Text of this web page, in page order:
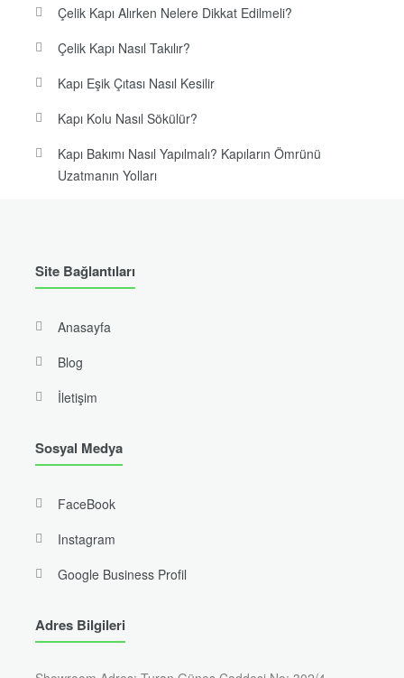
Çelik Kapı Alırken Nelere Dikkat Edilmeli?
Çelik Kapı Nasıl Takılır?
Kapı Eşik Çıtası Nasıl Kesilir
Kapı Kolu Nasıl Sökülür?
Kapı Bakımı Nasıl Yapılmalı? Kapıların Ömrünü
Uzatmanın Yolları
Site Bağlantıları
Anasayfa
Blog
İletişim
Sosyal Medya
FaceBook
Instagram
Google Business Profil
Adres Bilgileri